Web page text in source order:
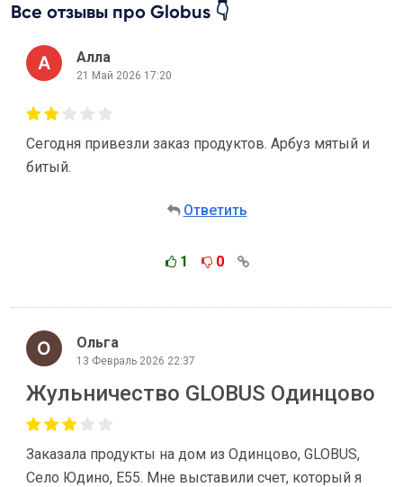
Все отзывы про Globus 👇
Алла
21 Май 2026 17:20
Сегодня привезли заказ продуктов. Арбуз мятый и
битый.
Ответить
1 0
Ольга
13 Февраль 2026 22:37
Жульничество GLOBUS Одинцово
Заказала продукты на дом из Одинцово, GLOBUS,
Село Юдино, Е55. Мне выставили счет, который я